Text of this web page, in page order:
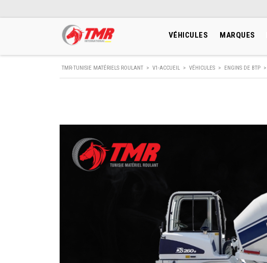
VÉHICULES MARQUES
TMR-TUNISIE MATÉRIELS ROULANT > V1-ACCUEIL > VÉHICULES > ENGINS DE BTP >